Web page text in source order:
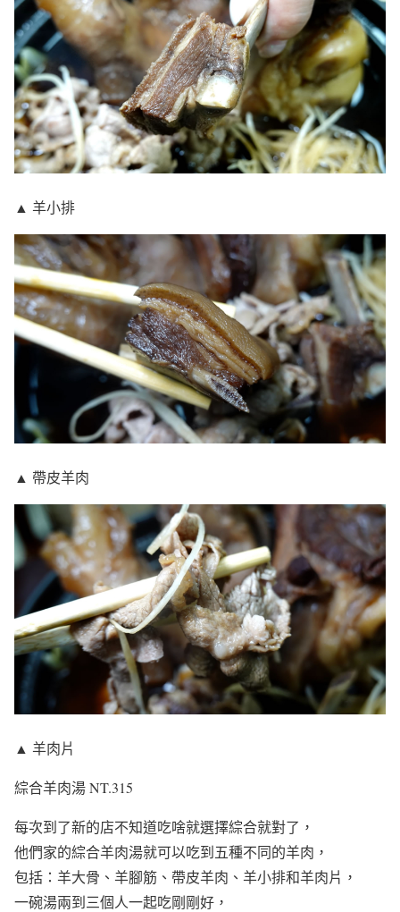
▲ 羊小排
▲ 帶皮羊肉
▲ 羊肉片
綜合羊肉湯 NT.315
每次到了新的店不知道吃啥就選擇綜合就對了，
他們家的綜合羊肉湯就可以吃到五種不同的羊肉，
包括：羊大骨、羊腳筋、帶皮羊肉、羊小排和羊肉片，
一碗湯兩到三個人一起吃剛剛好，